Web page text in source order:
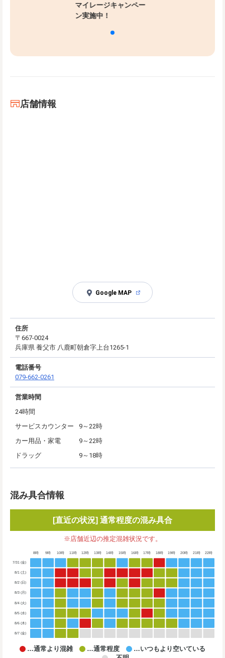
マイレージキャンペー
ン実施中！
店舗情報
Google MAP
住所
〒667-0024
兵庫県 養父市 八鹿町朝倉字上台1265-1
電話番号
079-662-0261
営業時間
24時間
サービスカウンター
9～22時
カー用品・家電
9～22時
ドラッグ
9～18時
混み具合情報